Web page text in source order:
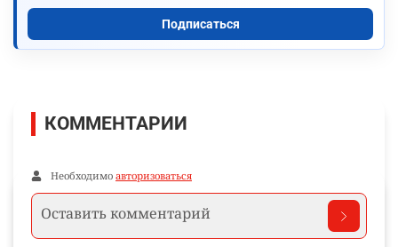
Подписаться
КОММЕНТАРИИ
Необходимо авторизоваться